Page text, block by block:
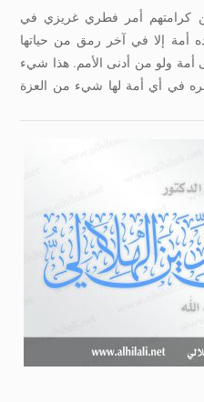
كرامتهم أمر فطري غريزي في
أمة إلا في آخر رمق من حياتها
أمة ولو من أدنى الأمم. هذا شيء
في أي أمة لها شيء من العزة